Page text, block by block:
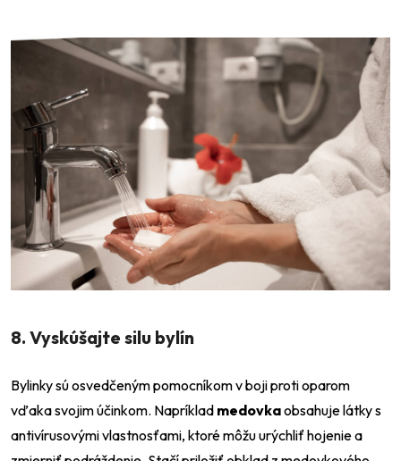
8. Vyskúšajte silu bylín
Bylinky sú osvedčeným pomocníkom v boji proti oparom
vďaka svojim účinkom. Napríklad medovkaobsahuje látky s
antivírusovými vlastnosťami, ktoré môžu urýchliť hojenie a